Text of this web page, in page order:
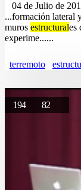
04 de Julio de
...formación lateral
muros estructurales
experime......
terremoto
194 82